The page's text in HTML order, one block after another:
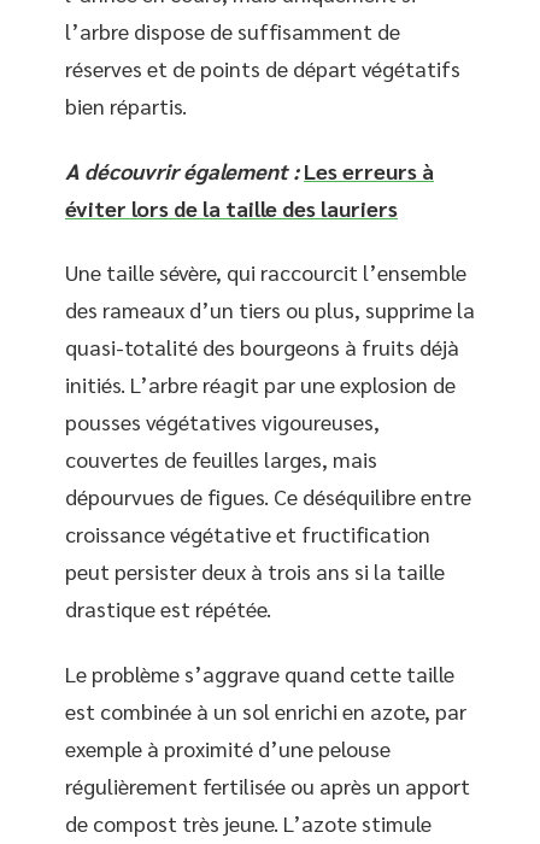
l’arbre dispose de suffisamment de
réserves et de points de départ végétatifs
bien répartis.
A découvrir également : Les erreurs à
éviter lors de la taille des lauriers
Une taille sévère, qui raccourcit l’ensemble
des rameaux d’un tiers ou plus, supprime la
quasi-totalité des bourgeons à fruits déjà
initiés. L’arbre réagit par une explosion de
pousses végétatives vigoureuses,
couvertes de feuilles larges, mais
dépourvues de figues. Ce déséquilibre entre
croissance végétative et fructification
peut persister deux à trois ans si la taille
drastique est répétée.
Le problème s’aggrave quand cette taille
est combinée à un sol enrichi en azote, par
exemple à proximité d’une pelouse
régulièrement fertilisée ou après un apport
de compost très jeune. L’azote stimule